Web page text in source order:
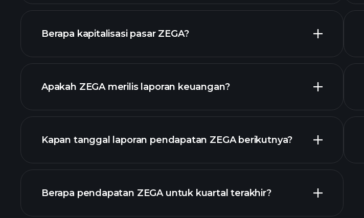
ZEGA
Berapa kapitalisasi pasar ZEGA?
daftar saham kami
Apakah ZEGA merilis laporan keuangan?
keuangan ZEGA
Kapan tanggal laporan pendapatan ZEGA berikutnya?
Berapa pendapatan ZEGA untuk kuartal terakhir?